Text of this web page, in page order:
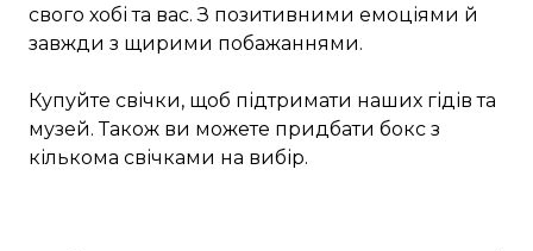
свого хобі та вас. З позитивними емоціями й
завжди з щирими побажаннями.
Купуйте свічки, щоб підтримати наших гідів та
музей. Також ви можете придбати бокс з
кількома свічками на вибір.